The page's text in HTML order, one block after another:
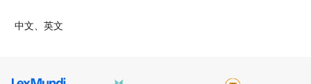
中文、英文